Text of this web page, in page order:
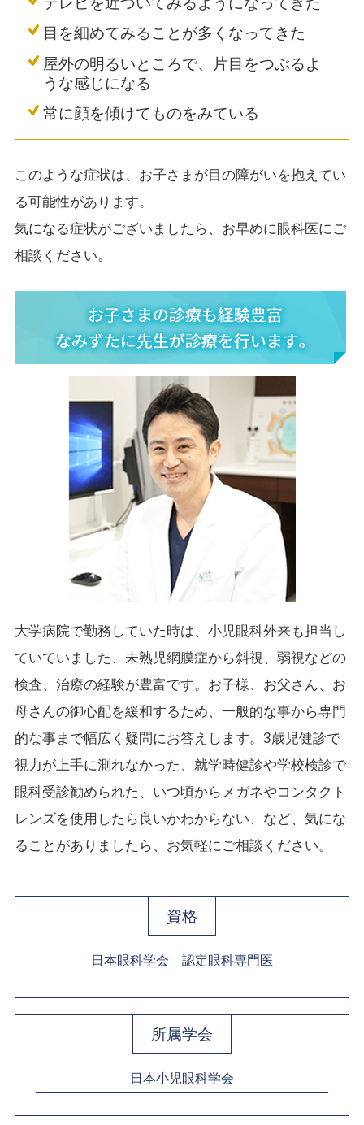
目を細めてみることが多くなってきた
屋外の明るいところで、片目をつぶるよ
うな感じになる
常に顔を傾けてものをみている
このような症状は、お子さまが目の障がいを抱えてい
る可能性があります。
気になる症状がございましたら、お早めに眼科医にご
相談ください。
大学病院で勤務していた時は、小児眼科外来も担当し
ていていました、未熟児網膜症から斜視、弱視などの
検査、治療の経験が豊富です。お子様、お父さん、お
母さんの御心配を緩和するため、一般的な事から専門
的な事まで幅広く疑問にお答えします。3歳児健診で
視力が上手に測れなかった、就学時健診や学校検診で
眼科受診勧められた、いつ頃からメガネやコンタクト
レンズを使用したら良いかわからない、など、気にな
ることがありましたら、お気軽にご相談ください。
資格
日本眼科学会 認定眼科専門医
所属学会
日本小児眼科学会